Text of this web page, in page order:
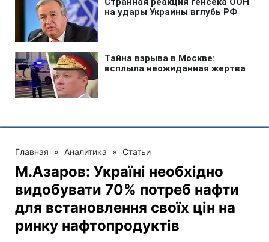
Главная » Аналитика » Статьи
М.Азаров: Україні необхідно
видобувати 70% потреб нафти
для встановлення своїх цін на
ринку нафтопродуктів